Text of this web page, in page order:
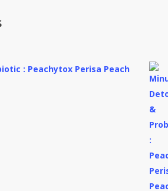
: Peachytox Perisa Peach